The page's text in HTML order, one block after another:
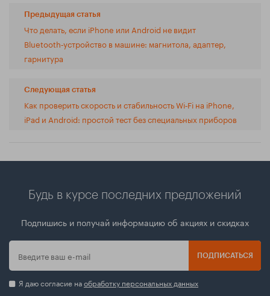
Предыдущая статья
Что делать, если iPhone или Android не видит
Bluetooth‑устройство в машине: магнитола, адаптер,
гарнитура
Следующая статья
Как проверить скорость и стабильность Wi‑Fi на iPhone,
iPad и Android: простой тест без специальных приборов
Будь в курсе последних предложений
Подпишись и получай информацию об акциях и скидках
ПОДПИСАТЬСЯ
Я даю согласие наобработку персональных данных